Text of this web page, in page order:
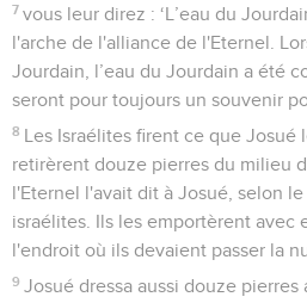
7 vous leur direz : ‘L’eau du
l'arche de l'alliance de l'Eternel.
Jourdain, l’eau du Jourdain a été
seront pour toujours un souvenir
8 Les Israélites firent ce que Josué
retirèrent douze pierres du milieu
l'Eternel l'avait dit à Josué, selon
israélites. Ils les emportèrent avec
l'endroit où ils devaient passer la
9 Josué dressa aussi douze